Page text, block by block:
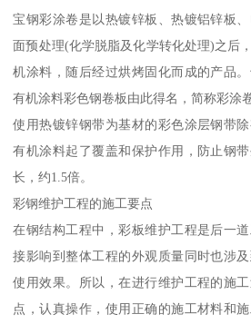
宝钢彩涂卷是以热镀锌板、热镀铝锌板
面预处理(化学脱脂及化学转化处理)之后
机涂料，随后经过烘烤固化而成的产品
有机涂料彩色钢卷板由此得名，简称彩涂卷
使用热镀锌钢带为基材的彩色涂层钢带
有机涂料起了覆盖和保护作用，防止钢
长，约1.5倍。
彩钢维护工程的施工要点
在钢结构工程中，彩板维护工程是后一
接影响到整体工程的外观质量同时也涉
使用效果。所以，在进行维护工程的施
点，认真操作，使用正确的施工材料和